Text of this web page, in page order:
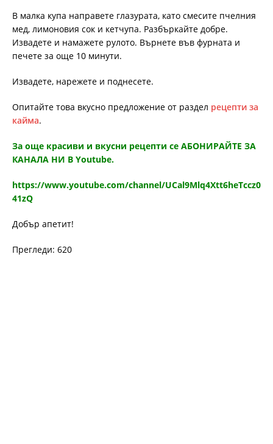
В малка купа направете глазурата, като смесите пчелния
мед, лимоновия сок и кетчупа. Разбъркайте добре.
Извадете и намажете рулото. Върнете във фурната и
печете за още 10 минути.
Извадете, нарежете и поднесете.
Опитайте това вкусно предложение от раздел рецепти за
кайма.
За още красиви и вкусни рецепти се АБОНИРАЙТЕ ЗА
КАНАЛА НИ В Youtube.
https://www.youtube.com/channel/UCal9Mlq4Xtt6heTccz0
41zQ
Добър апетит!
Прегледи: 620